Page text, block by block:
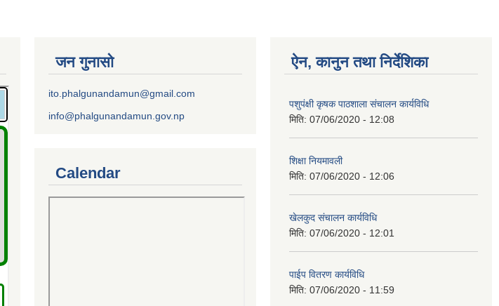
जन गुनासो
ito.phalgunandamun@gmail.com
info@phalgunandamun.gov.np
Calendar
ऐन, कानुन तथा निर्देशिका
पशुपंक्षी कृषक पाठशाला संचालन कार्यविधि
मिति: 07/06/2020 - 12:08
शिक्षा नियमावली
मिति: 07/06/2020 - 12:06
खेलकुद संचालन कार्यविधि
मिति: 07/06/2020 - 12:01
पाईप वितरण कार्यविधि
मिति: 07/06/2020 - 11:59